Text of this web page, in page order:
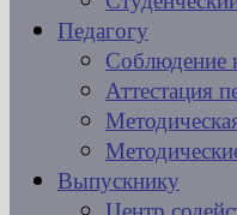
Педагогу
Соблюдение
Аттестация
Выпускнику